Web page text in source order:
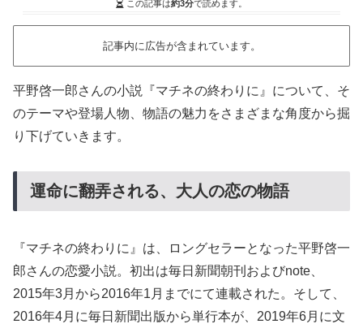
この記事は約3分で読めます。
記事内に広告が含まれています。
平野啓一郎さんの小説『マチネの終わりに』について、そ
のテーマや登場人物、物語の魅力をさまざまな角度から掘
り下げていきます。
運命に翻弄される、大人の恋の物語
『マチネの終わりに』は、ロングセラーとなった平野啓一
郎さんの恋愛小説。初出は毎日新聞朝刊およびnote、
2015年3月から2016年1月までにて連載された。そして、
2016年4月に毎日新聞出版から単行本が、2019年6月に文